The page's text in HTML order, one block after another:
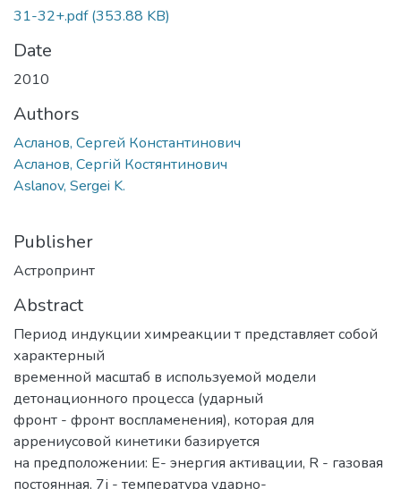
31-32+.pdf(353.88 KB)
Date
2010
Authors
Асланов, Сергей Константинович
Асланов, Сергій Костянтинович
Aslanov, Sergei K.
Publisher
Астропринт
Abstract
Период индукции химреакции т представляет собой
характерный
временной масштаб в используемой модели
детонационного процесса (ударный
фронт - фронт воспламенения), которая для
аррениусовой кинетики базируется
на предположении: Е- энергия активации, R - газовая
постоянная, 7j - температура ударно-